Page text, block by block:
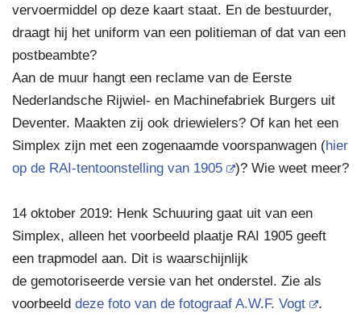
vervoermiddel op deze kaart staat. En de bestuurder,
draagt hij het uniform van een politieman of dat van een
postbeambte?
Aan de muur hangt een reclame van de Eerste
Nederlandsche Rijwiel- en Machinefabriek Burgers uit
Deventer. Maakten zij ook driewielers? Of kan het een
Simplex zijn met een zogenaamde voorspanwagen (hier
op de RAI-tentoonstelling van 1905
)? Wie weet meer?
14 oktober 2019: Henk Schuuring gaat uit van een
Simplex, alleen het voorbeeld plaatje RAI 1905 geeft
een trapmodel aan. Dit is waarschijnlijk
de gemotoriseerde versie van het onderstel. Zie als
voorbeeld deze foto van de fotograaf A.W.F. Vogt .